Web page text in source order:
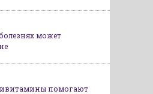
может
помогают